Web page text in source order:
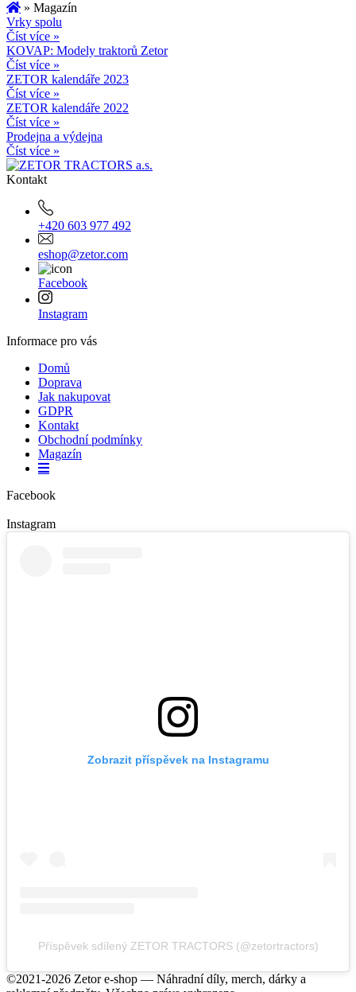
» Magazín
Vrky spolu
Číst více »
KOVAP: Modely traktorů Zetor
Číst více »
ZETOR kalendáře 2023
Číst více »
ZETOR kalendáře 2022
Číst více »
Prodejna a výdejna
Číst více »
Kontakt
+420 603 977 492
eshop@zetor.com
Facebook
Instagram
Informace pro vás
Domů
Doprava
Jak nakupovat
GDPR
Kontakt
Obchodní podmínky
Magazín
Facebook
Instagram
Zobrazit příspěvek na Instagramu
Příspěvek sdílený ZETOR TRACTORS (@zetortractors)
©2021-2026 Zetor e-shop — Náhradní díly, merch, dárky a